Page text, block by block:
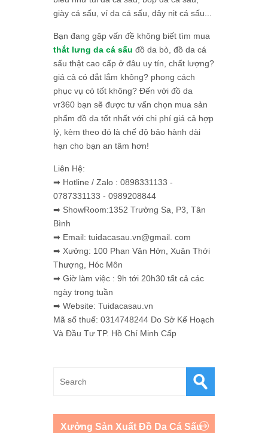
giày cá sấu, ví da cá sấu, dây nịt cá sấu...
Bạn đang gặp vấn đề không biết tìm mua
thắt lưng da cá sấu đồ da bò, đồ da cá
sấu thật cao cấp ở đâu uy tín, chất lượng?
giá cả có đắt lắm không? phong cách
phục vụ có tốt không? Đến với đồ da
vr360 bạn sẽ được tư vấn chọn mua sản
phẩm đồ da tốt nhất với chi phí giá cả hợp
lý, kèm theo đó là chế độ bảo hành dài
hạn cho bạn an tâm hơn!
Liên Hệ:
➡ Hotline / Zalo : 0898331133 -
0787331133 - 0989208844
➡ ShowRoom:1352 Trường Sa, P3, Tân
Bình
➡ Email: tuidacasau.vn@gmail. com
➡ Xưởng: 100 Phan Văn Hớn, Xuân Thới
Thượng, Hóc Môn
➡ Giờ làm việc : 9h tới 20h30 tất cả các
ngày trong tuần
➡ Website: Tuidacasau.vn
Mã số thuế: 0314748244 Do Sở Kế Hoạch
Và Đầu Tư TP. Hồ Chí Minh Cấp
Xưởng Sản Xuất Đồ Da Cá Sấu